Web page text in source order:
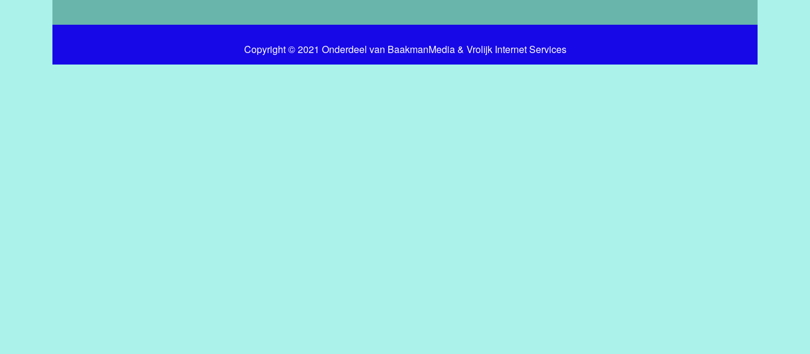
Copyright © 2021 Onderdeel van BaakmanMedia& Vrolijk Internet Services